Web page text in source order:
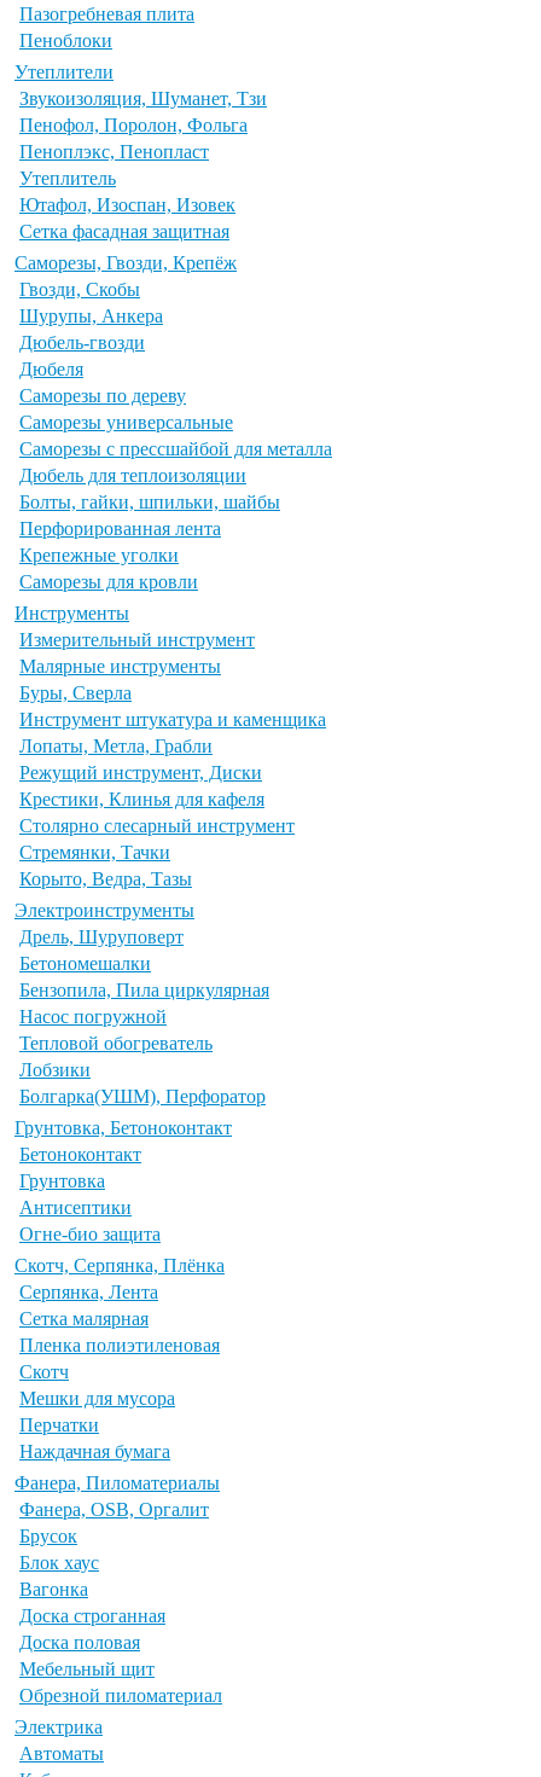
Пазогребневая плита
Пеноблоки
Утеплители
Звукоизоляция, Шуманет, Тзи
Пенофол, Поролон, Фольга
Пеноплэкс, Пенопласт
Утеплитель
Ютафол, Изоспан, Изовек
Сетка фасадная защитная
Саморезы, Гвозди, Крепёж
Гвозди, Скобы
Шурупы, Анкера
Дюбель-гвозди
Дюбеля
Саморезы по дереву
Саморезы универсальные
Саморезы с прессшайбой для металла
Дюбель для теплоизоляции
Болты, гайки, шпильки, шайбы
Перфорированная лента
Крепежные уголки
Саморезы для кровли
Инструменты
Измерительный инструмент
Малярные инструменты
Буры, Сверла
Инструмент штукатура и каменщика
Лопаты, Метла, Грабли
Режущий инструмент, Диски
Крестики, Клинья для кафеля
Столярно слесарный инструмент
Стремянки, Тачки
Корыто, Ведра, Тазы
Электроинструменты
Дрель, Шуруповерт
Бетономешалки
Бензопила, Пила циркулярная
Насос погружной
Тепловой обогреватель
Лобзики
Болгарка(УШМ), Перфоратор
Грунтовка, Бетоноконтакт
Бетоноконтакт
Грунтовка
Антисептики
Огне-био защита
Скотч, Серпянка, Плёнка
Серпянка, Лента
Сетка малярная
Пленка полиэтиленовая
Скотч
Мешки для мусора
Перчатки
Наждачная бумага
Фанера, Пиломатериалы
Фанера, OSB, Оргалит
Брусок
Блок хаус
Вагонка
Доска строганная
Доска половая
Мебельный щит
Обрезной пиломатериал
Электрика
Автоматы